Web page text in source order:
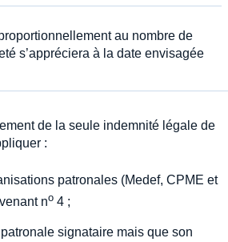
au nombre de
s’appréciera à la date envisagée
de la seule indemnité légale de
:
patronales (Medef, CPME et
no 4 ;
signataire mais que son